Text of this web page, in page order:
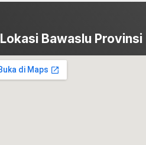
Lokasi Bawaslu Provinsi